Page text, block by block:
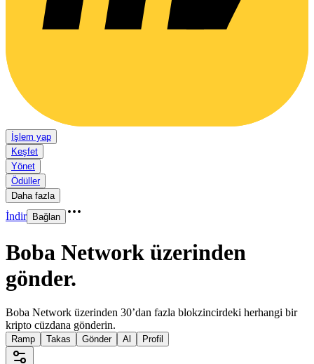
İşlem yap
Keşfet
Yönet
Ödüller
Daha fazla
İndir Bağlan
Boba Network üzerinden
gönder.
Boba Network üzerinden 30’dan fazla blokzincirdeki herhangi bir
kripto cüzdana gönderin.
Ramp Takas Gönder Al Profil